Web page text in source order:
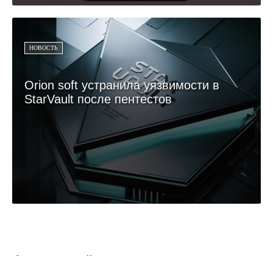
НОВОСТЬ
Orion soft устранила уязвимости в
StarVault после пентестов